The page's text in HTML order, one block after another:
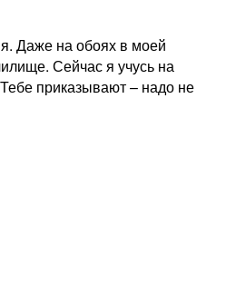
Даже на обоях в моей
Сейчас я учусь на
приказывают – надо не